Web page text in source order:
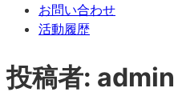
お問い合わせ
活動履歴
投稿者: admin